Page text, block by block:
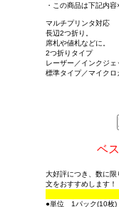
・この商品は下記内
マルチプリンタ対応
長辺2つ折り。
席札や値札などに。
2つ折りタイプ
レーザー／インクジ
標準タイプ／マイク
ベ
大好評につき、数に
文をおすすめします！
●単位 1パック(10枚)